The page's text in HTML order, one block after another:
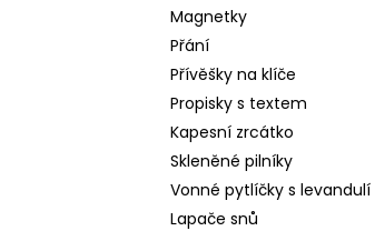
Magnetky
Přání
Přívěšky na klíče
Propisky s textem
Kapesní zrcátko
Skleněné pilníky
Vonné pytlíčky s levandulí
Lapače snů